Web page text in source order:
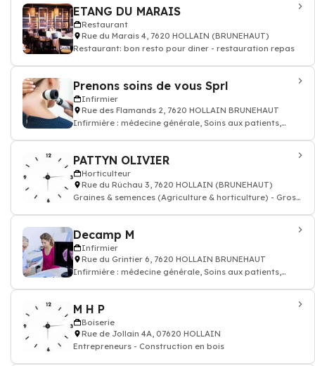
ETANG DU MARAIS
Restaurant
Rue du Marais 4, 7620 HOLLAIN (BRUNEHAUT)
Restaurant: bon resto pour diner - restauration repas
Prenons soins de vous Sprl
Infirmier
Rue des Flamands 2, 7620 HOLLAIN BRUNEHAUT
Infirmière : médecine générale, Soins aux patients,
PATTYN OLIVIER
Horticulteur
Rue du Rûchau 3, 7620 HOLLAIN (BRUNEHAUT)
Graines & semences (Agriculture & horticulture) - Gross.
Decamp M
Infirmier
Rue du Grintier 6, 7620 HOLLAIN BRUNEHAUT
Infirmière : médecine générale, Soins aux patients,
M H P
Boiserie
Rue de Jollain 4A, 07620 HOLLAIN
Entrepreneurs - Construction en bois